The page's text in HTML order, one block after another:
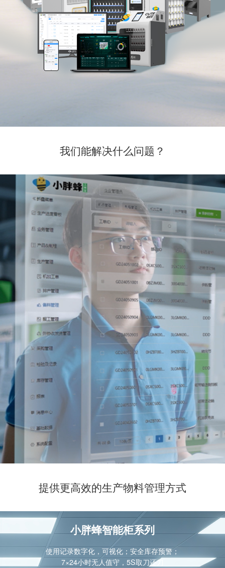
我们能解决什么问题？
提供更高效的生产物料管理方式
小胖蜂智能柜系列
使用记录数字化，可视化；安全库存预警；
7×24小时无人值守，5S取刀还刀